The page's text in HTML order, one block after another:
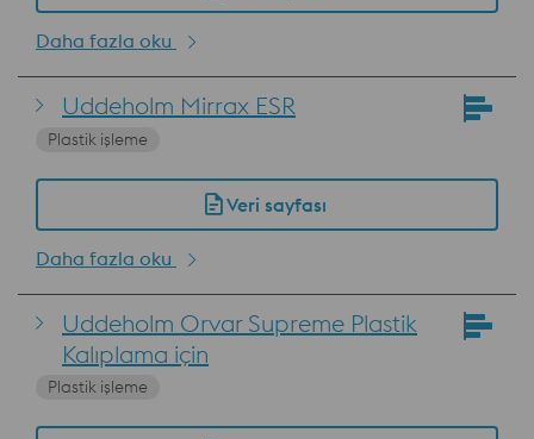
Daha fazla oku
Uddeholm Mirrax ESR
Plastik işleme
Veri sayfası
Daha fazla oku
Uddeholm Orvar Supreme Plastik
Kalıplama için
Plastik işleme